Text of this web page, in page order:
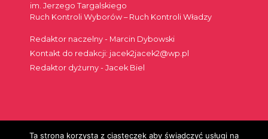
im. Jerzego Targalskiego
Ruch Kontroli Wyborów – Ruch Kontroli Władzy
Redaktor naczelny - Marcin Dybowski
Kontakt do redakcji: jacek2jacek2@wp.pl
Redaktor dyżurny - Jacek Biel
Ta strona korzysta z ciasteczek aby świadczyć usługi na